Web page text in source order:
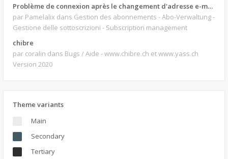
Problème de connexion après le changement d'adresse e-mail.
par Pamelalix dans Gestion des abonnements - Abo-Verwaltung -
Gestione delle sottoscrizioni - Subscription management
chibre
par coralin dans Bugs / Aide - www.chibre.ch et www.yass.ch
Version 2020
Theme variants
Main
Secondary
Tertiary